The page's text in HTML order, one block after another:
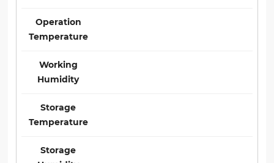
Operation
Temperature
Working
Humidity
Storage
Temperature
Storage